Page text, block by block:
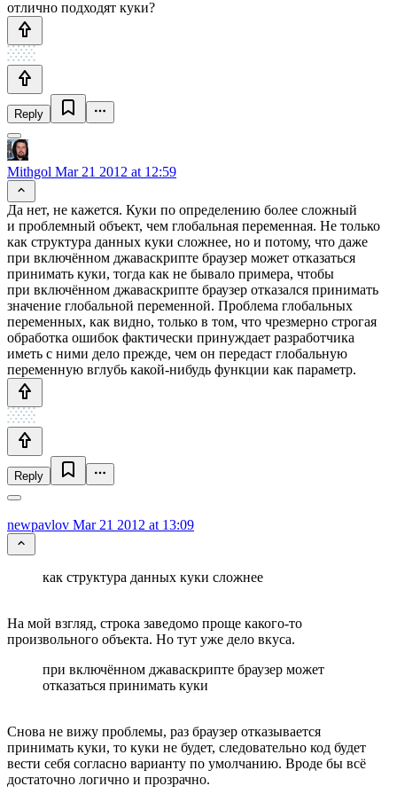
отлично подходят куки?
Reply
Mithgol Mar 21 2012 at 12:59
Да нет, не кажется. Куки по определению более сложный
и проблемный объект, чем глобальная переменная. Не только
как структура данных куки сложнее, но и потому, что даже
при включённом джаваскрипте браузер может отказаться
принимать куки, тогда как не бывало примера, чтобы
при включённом джаваскрипте браузер отказался принимать
значение глобальной переменной. Проблема глобальных
переменных, как видно, только в том, что чрезмерно строгая
обработка ошибок фактически принуждает разработчика
иметь с ними дело прежде, чем он передаст глобальную
переменную вглубь какой-нибудь функции как параметр.
Reply
newpavlov Mar 21 2012 at 13:09
как структура данных куки сложнее
На мой взгляд, строка заведомо проще какого-то
произвольного объекта. Но тут уже дело вкуса.
при включённом джаваскрипте браузер может
отказаться принимать куки
Снова не вижу проблемы, раз браузер отказывается
принимать куки, то куки не будет, следовательно код будет
вести себя согласно варианту по умолчанию. Вроде бы всё
достаточно логично и прозрачно.